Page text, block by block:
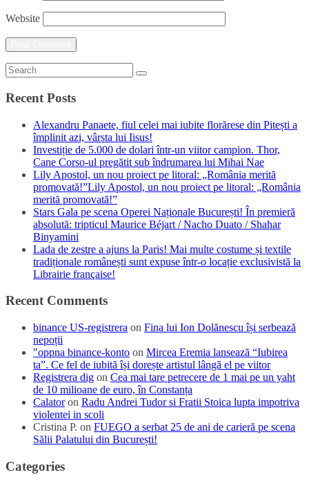
Website
Recent Posts
Alexandru Panaete, fiul celei mai iubite florărese din Pitești a
împlinit azi, vârsta lui Iisus!
Investiție de 5.000 de dolari într-un viitor campion. Thor,
Cane Corso-ul pregătit sub îndrumarea lui Mihai Nae
Lily Apostol, un nou proiect pe litoral: „România merită
promovată!”Lily Apostol, un nou proiect pe litoral: „România
merită promovată!”
Stars Gala pe scena Operei Naționale București! În premieră
absolută: tripticul Maurice Béjart / Nacho Duato / Shahar
Binyamini
Lada de zestre a ajuns la Paris! Mai multe costume și textile
tradiționale românești sunt expuse într-o locație exclusivistă la
Librairie française!
Recent Comments
binance US-registrera on Fina lui Ion Dolănescu își serbează
nepoții
"oppna binance-konto on Mircea Eremia lansează “Iubirea
ta”. Ce fel de iubită își dorește artistul lângă el pe viitor
Registrera dig on Cea mai tare petrecere de 1 mai pe un yaht
de 10 milioane de euro, în Constanța
Calatoron Radu Andrei Tudor si Fratii Stoica lupta impotriva
violentei in scoli
Cristina P. on FUEGO a serbat 25 de ani de carieră pe scena
Sălii Palatului din București!
Categories